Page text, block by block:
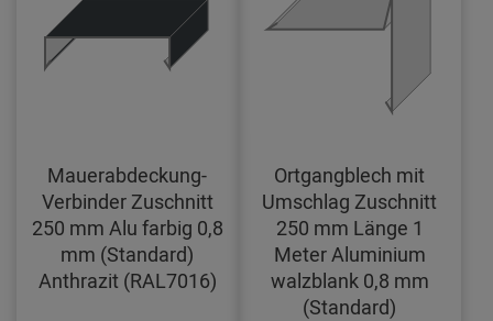
Mauerabdeckung-
Verbinder Zuschnitt
250 mm Alu farbig 0,8
mm (Standard)
Anthrazit (RAL7016)
Ortgangblech mit
Umschlag Zuschnitt
250 mm Länge 1
Meter Aluminium
walzblank 0,8 mm
(Standard)